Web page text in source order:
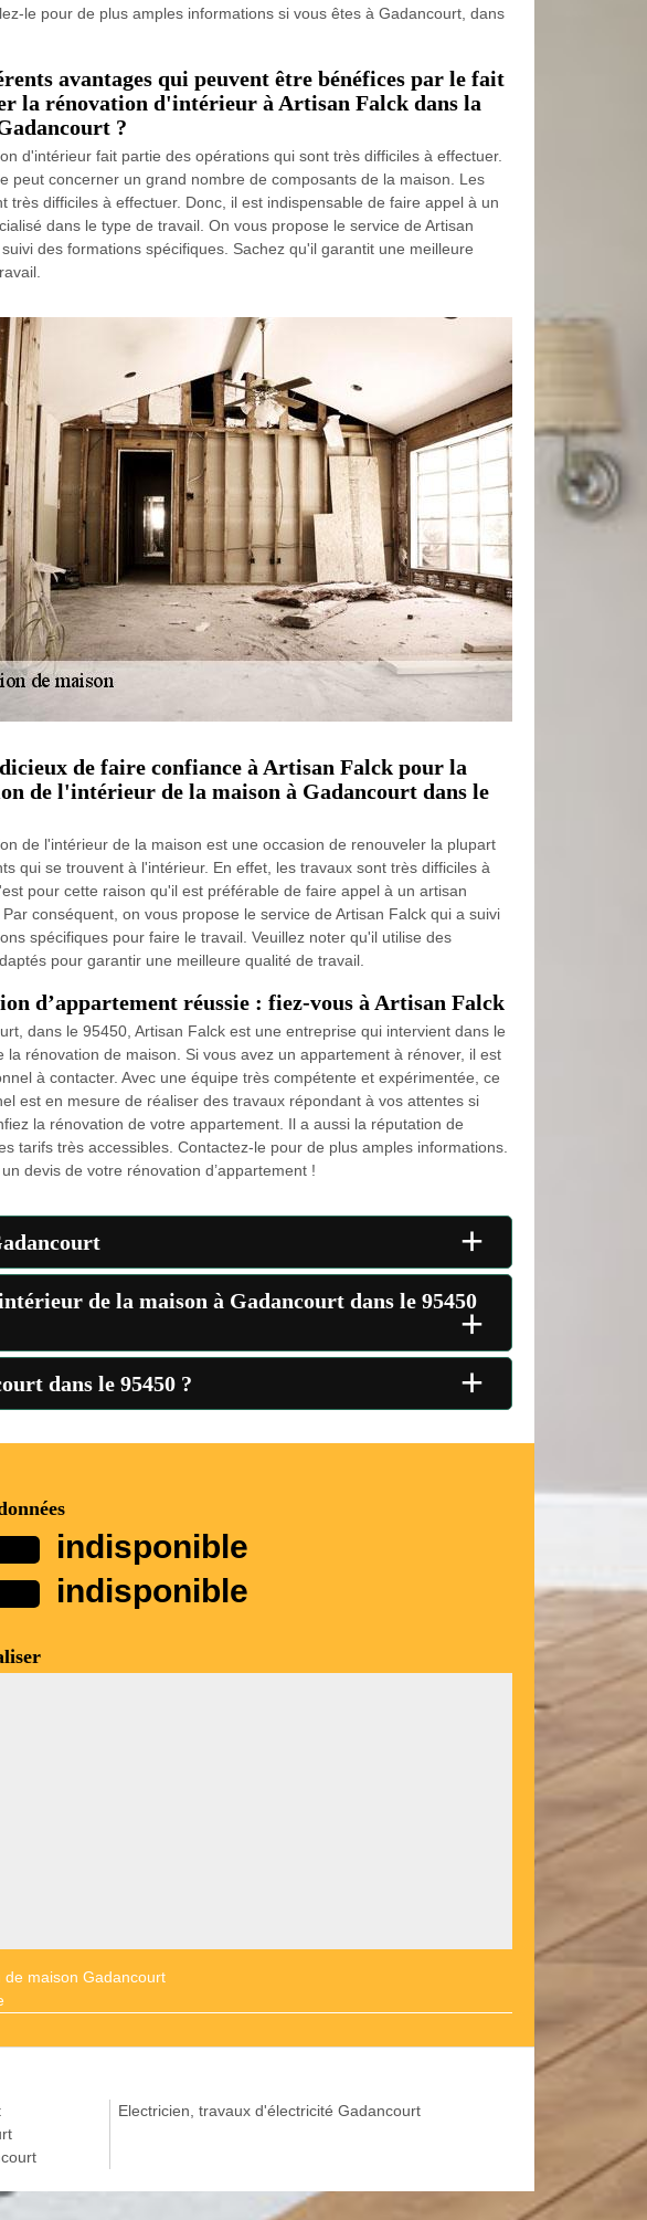
le pour de plus amples informations si vous êtes à Gadancourt, dans
avantages qui peuvent être bénéfices par le fait
la rénovation d'intérieur à Artisan Falck dans la
?
d'intérieur fait partie des opérations qui sont très difficiles à effectuer.
peut concerner un grand nombre de composants de la maison. Les
très difficiles à effectuer. Donc, il est indispensable de faire appel à un
dans le type de travail. On vous propose le service de Artisan
des formations spécifiques. Sachez qu'il garantit une meilleure
de faire confiance à Artisan Falck pour la
de l'intérieur de la maison à Gadancourt dans le
de l'intérieur de la maison est une occasion de renouveler la plupart
qui se trouvent à l'intérieur. En effet, les travaux sont très difficiles à
pour cette raison qu'il est préférable de faire appel à un artisan
conséquent, on vous propose le service de Artisan Falck qui a suivi
spécifiques pour faire le travail. Veuillez noter qu'il utilise des
pour garantir une meilleure qualité de travail.
d’appartement réussie : fiez-vous à Artisan Falck
dans le 95450, Artisan Falck est une entreprise qui intervient dans le
la rénovation de maison. Si vous avez un appartement à rénover, il est
à contacter. Avec une équipe très compétente et expérimentée, ce
est en mesure de réaliser des travaux répondant à vos attentes si
la rénovation de votre appartement. Il a aussi la réputation de
tarifs très accessibles. Contactez-le pour de plus amples informations.
devis de votre rénovation d’appartement !
+
de la maison à Gadancourt dans le 95450
+
dans le 95450 ? +
indisponible
indisponible
de maison Gadancourt
Electricien, travaux d'électricité Gadancourt